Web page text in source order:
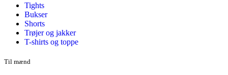
Tights
Bukser
Shorts
Trøjer og jakker
T-shirts og toppe
Til mænd